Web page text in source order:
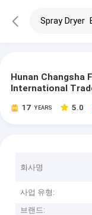
Hunan Changsha FL
International
17 YEARS 5.0
회사명
사업 유형:
브랜드: